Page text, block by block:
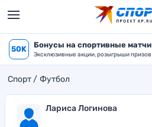
50K Бонусы на спортивные матчи
Эксклюзивные акции, розыгрыши призов
Спорт Футбол
Лариса Логинова